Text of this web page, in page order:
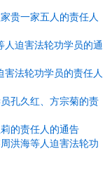
贵一家五人的责任人
人迫害法轮功学员的通
害法轮功学员的责任人
孔久红、方宗菊的责
的责任人的通告
洪海等人迫害法轮功